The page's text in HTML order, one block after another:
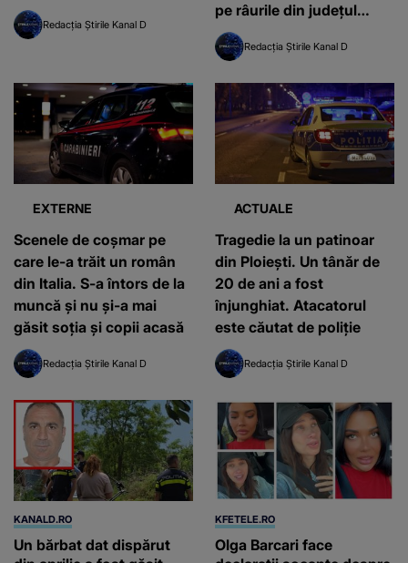
Redacția Știrile Kanal D
pe râurile din județul
Bihor
Redacția Știrile Kanal D
EXTERNE
Scenele de coșmar pe
care le-a trăit un român
din Italia. S-a întors de la
muncă și nu și-a mai
găsit soția și copii acasă
Redacția Știrile Kanal D
ACTUALE
Tragedie la un patinoar
din Ploiești. Un tânăr de
20 de ani a fost
înjunghiat. Atacatorul
este căutat de poliție
Redacția Știrile Kanal D
KANALD.RO
Un bărbat dat dispărut
KFETELE.RO
Olga Barcari face